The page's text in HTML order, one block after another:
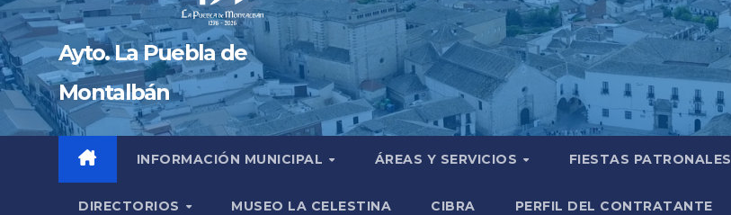
Ayto. La Puebla de
Montalbán
INFORMACIÓN MUNICIPAL ÁREAS Y SERVICIOS FIESTAS PATRONALES
DIRECTORIOS MUSEO LA CELESTINA CIBRA PERFIL DEL CONTRATANTE